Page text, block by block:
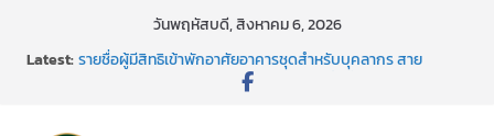
วันพฤหัสบดี, สิงหาคม 6, 2026
Latest:รายชื่อผู้มีสิทธิเข้าพักอาศัยอาคารชุดสำหรับบุคลากร สาย
สนับสนุน สังกัดมหาวิทยาลัยราชภัฏเลย ครั้งที่ 2/2569